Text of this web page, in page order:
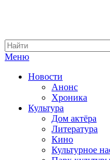
Меню
Новости
Анонс
Хроника
Культура
Дом актёра
Литература
Кино
Культурное